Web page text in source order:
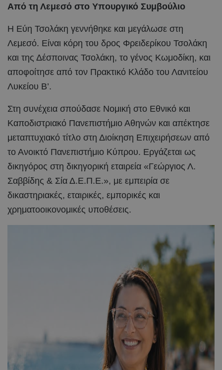
Από τη Λεμεσό στο Υπουργικό Συμβούλιο
Η Εύη Τσολάκη γεννήθηκε και μεγάλωσε στη
Λεμεσό. Είναι κόρη του δρος Φρειδερίκου Τσολάκη
και της Δέσποινας Τσολάκη, το γένος Κωμοδίκη, και
αποφοίτησε από τον Πρακτικό Κλάδο του Λανιτείου
Λυκείου Β’.
Στη συνέχεια σπούδασε Νομική στο Εθνικό και
Καποδιστριακό Πανεπιστήμιο Αθηνών και απέκτησε
μεταπτυχιακό τίτλο στη Διοίκηση Επιχειρήσεων από
το Ανοικτό Πανεπιστήμιο Κύπρου. Εργάζεται ως
δικηγόρος στη δικηγορική εταιρεία «Γεώργιος Λ.
Σαββίδης & Σία Δ.Ε.Π.Ε.», με εμπειρία σε
δικαστηριακές, εταιρικές, εμπορικές και
χρηματοοικονομικές υποθέσεις.